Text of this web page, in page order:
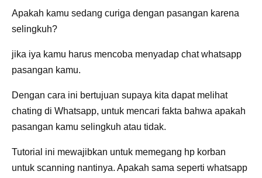
Apakah kamu sedang curiga dengan pasangan karena
selingkuh?
jika iya kamu harus mencoba menyadap chat whatsapp
pasangan kamu.
Dengan cara ini bertujuan supaya kita dapat melihat
chating di Whatsapp, untuk mencari fakta bahwa apakah
pasangan kamu selingkuh atau tidak.
Tutorial ini mewajibkan untuk memegang hp korban
untuk scanning nantinya. Apakah sama seperti whatsapp